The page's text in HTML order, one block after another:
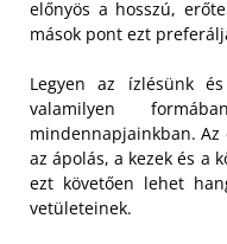
előnyös a hosszú,
mások pont ezt
Legyen az ízlésünk
valamilyen
mindennapjainkban. Az
az ápolás, a kezek és a
ezt követően lehet
vetületeinek.